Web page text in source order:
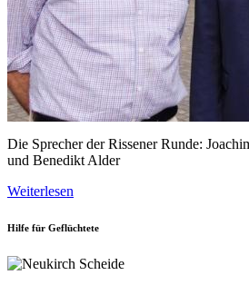
Die Sprecher der Rissener Runde:
und Benedikt Alder
Weiterlesen
Hilfe für Geflüchtete